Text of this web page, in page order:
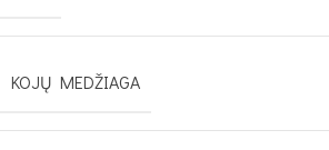
KOJŲ MEDŽIAGA